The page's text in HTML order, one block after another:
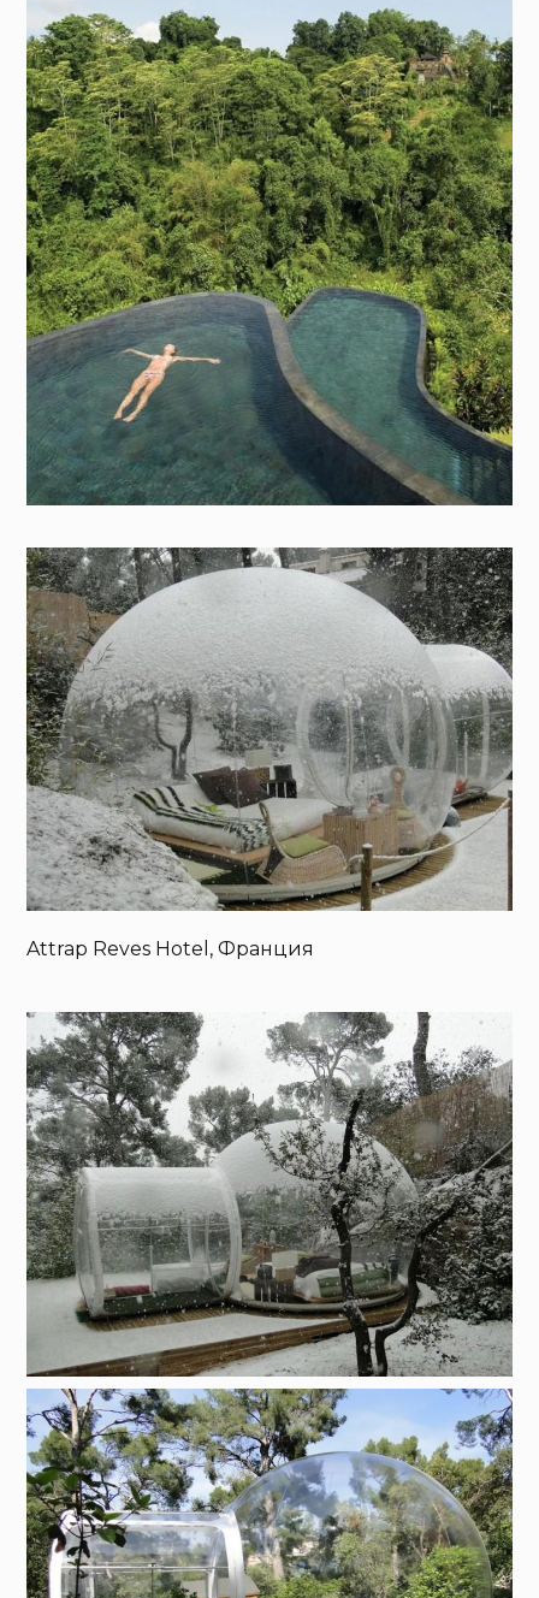
Attrap Reves Hotel, Франция